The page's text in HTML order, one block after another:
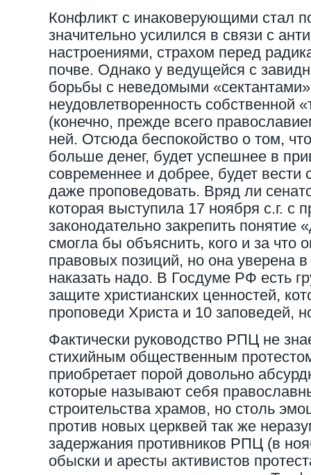
Конфликт с инаковерующими стал
значительно усилился в связи с
настроениями, страхом перед
почве. Однако у ведущейся с
борьбы с неведомыми
неудовлетворенность собственной
(конечно, прежде всего
ней. Отсюда беспокойство о том,
больше денег, будет успешнее в
современнее и добрее, будет вести
даже проповедовать. Вряд ли
которая выступила 17 ноября с.г. с
законодательно закрепить понятие
смогла бы объяснить, кого и за что
правовых позиций, но она уверена в
наказать надо. В Госдуме РФ есть
защите христианских ценностей,
проповеди Христа и 10 заповедей,
Фактически руководство РПЦ не
стихийным общественным
приобретает порой довольно
которые называют себя
строительства храмов, но столь
против новых церквей так же
задержания противников РПЦ (в
обыски и аресты активистов